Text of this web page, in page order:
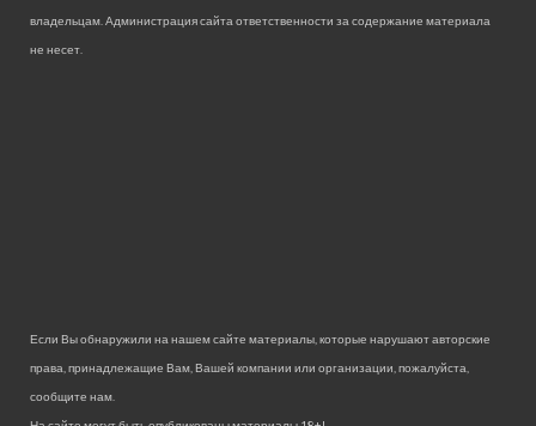
владельцам. Администрация сайта ответственности за содержание материала
не несет.
Если Вы обнаружили на нашем сайте материалы, которые нарушают авторские
права, принадлежащие Вам, Вашей компании или организации, пожалуйста,
сообщите нам.